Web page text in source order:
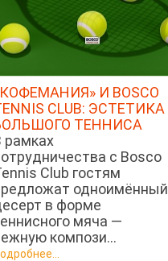
И BOSCO
CLUB: ЭСТЕТИКА
ТЕННИСА
рамках
с Bosco
Club гостям
одноимённый
в форме
мяча —
компози...